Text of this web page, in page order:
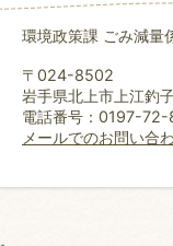
環境政策課 ごみ減量
〒024-8502
岩手県北上市上江釣
電話番号：0197-
メールでのお問い合